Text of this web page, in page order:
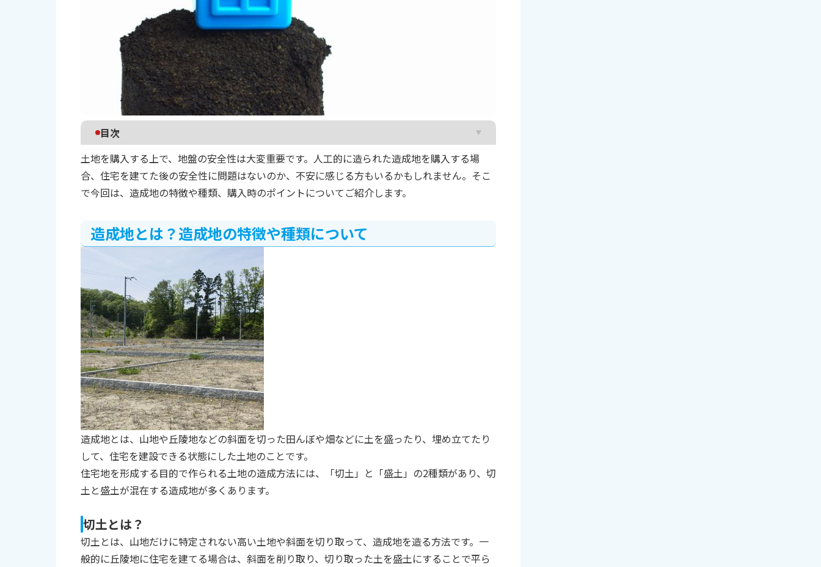
目次
造成地とは？造成地の特徴や種類について
造成地にデメリットはある？造成した地盤の問題点
造成地を購入するときのポイント
おわりに
土地を購入する上で、地盤の安全性は大変重要です。人工的に造られた造成地を購入する場
合、住宅を建てた後の安全性に問題はないのか、不安に感じる方もいるかもしれません。そこ
で今回は、造成地の特徴や種類、購入時のポイントについてご紹介します。
造成地とは？造成地の特徴や種類について
造成地とは、山地や丘陵地などの斜面を切った田んぼや畑などに土を盛ったり、埋め立てたり
して、住宅を建設できる状態にした土地のことです。
住宅地を形成する目的で作られる土地の造成方法には、「切土」と「盛土」の2種類があり、切
土と盛土が混在する造成地が多くあります。
切土とは？
切土とは、山地だけに特定されない高い土地や斜面を切り取って、造成地を造る方法です。一
般的に丘陵地に住宅を建てる場合は、斜面を削り取り、切り取った土を盛土にすることで平ら